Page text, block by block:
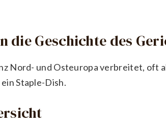
die Geschichte des
Nord- und Osteuropa verbreitet, oft
Staple-Dish.